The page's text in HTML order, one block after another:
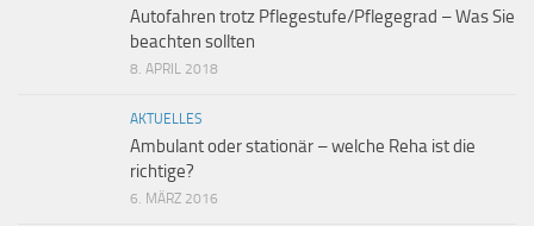
Autofahren trotz Pflegestufe/Pflegegrad – Was Sie
beachten sollten
8. APRIL 2018
AKTUELLES
Ambulant oder stationär – welche Reha ist die
richtige?
6. MÄRZ 2016